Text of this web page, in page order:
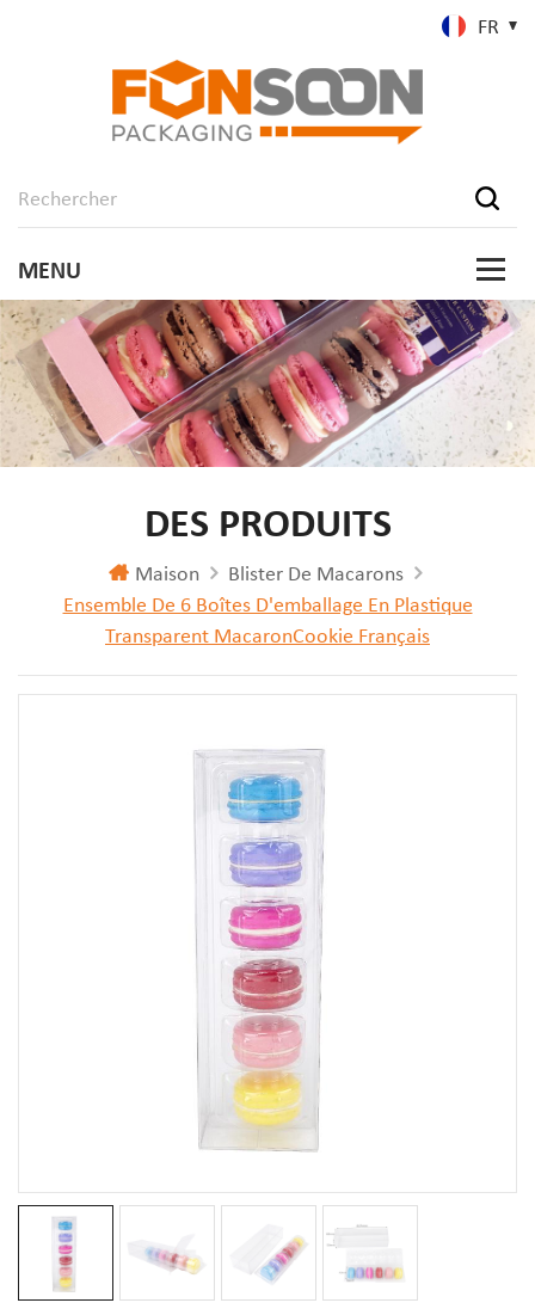
FR
DES PRODUITS
Maison
Blister De Macarons
Ensemble De 6 Boîtes D'emballage En Plastique
Transparent MacaronCookie Français